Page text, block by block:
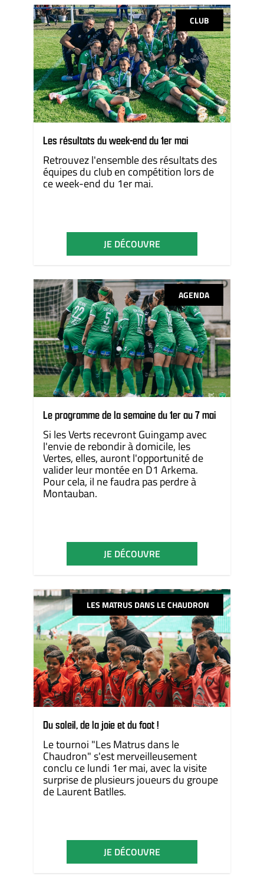
CLUB
Les résultats du week-end du 1er mai
Retrouvez l'ensemble des résultats des
équipes du club en compétition lors de
ce week-end du 1er mai.
JE DÉCOUVRE
AGENDA
Le programme de la semaine du 1er au 7 mai
Si les Verts recevront Guingamp avec
l'envie de rebondir à domicile, les
Vertes, elles, auront l'opportunité de
valider leur montée en D1 Arkema.
Pour cela, il ne faudra pas perdre à
Montauban.
JE DÉCOUVRE
LES MATRUS DANS LE CHAUDRON
Du soleil, de la joie et du foot !
Le tournoi "Les Matrus dans le
Chaudron" s'est merveilleusement
conclu ce lundi 1er mai, avec la visite
surprise de plusieurs joueurs du groupe
de Laurent Batlles.
JE DÉCOUVRE